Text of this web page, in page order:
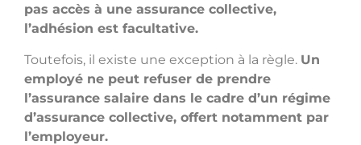
pas accès à une assurance collective,
l’adhésion est facultative.
Toutefois, il existe une exception à la règle. Un
employé ne peut refuser de prendre
l’assurance salaire dans le cadre d’un régime
d’assurance collective, offert notamment par
l’employeur.